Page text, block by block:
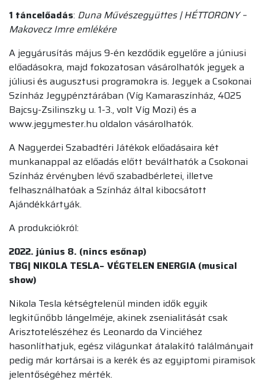
1 táncelőadás: Duna Művészegyüttes | HÉTTORONY–
Makovecz Imre emlékére
A jegyárusítás május 9-én kezdődik egyelőre a júniusi
előadásokra, majd fokozatosan vásárolhatók jegyek a
júliusi és augusztusi programokra is. Jegyek a Csokonai
Színház Jegypénztárában (Víg Kamaraszínház, 4025
Bajcsy-Zsilinszky u. 1-3., volt Víg Mozi) és a
www.jegymester.hu oldalon vásárolhatók.
A Nagyerdei Szabadtéri Játékok előadásaira két
munkanappal az előadás előtt beválthatók a Csokonai
Színház érvényben lévő szabadbérletei, illetve
felhasználhatóak a Színház által kibocsátott
Ajándékkártyák.
A produkciókról:
2022. június 8. (nincs esőnap)
TBG| NIKOLA TESLA− VÉGTELEN ENERGIA (musical
show)
Nikola Tesla kétségtelenül minden idők egyik
legkitűnőbb lángelméje, akinek zsenialitását csak
Arisztotelészéhez és Leonardo da Vinciéhez
hasonlíthatjuk, egész világunkat átalakító találmányait
pedig már kortársai is a kerék és az egyiptomi piramisok
jelentőségéhez mérték.